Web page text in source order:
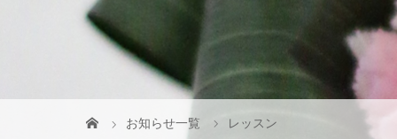
お知らせ一覧 レッスン